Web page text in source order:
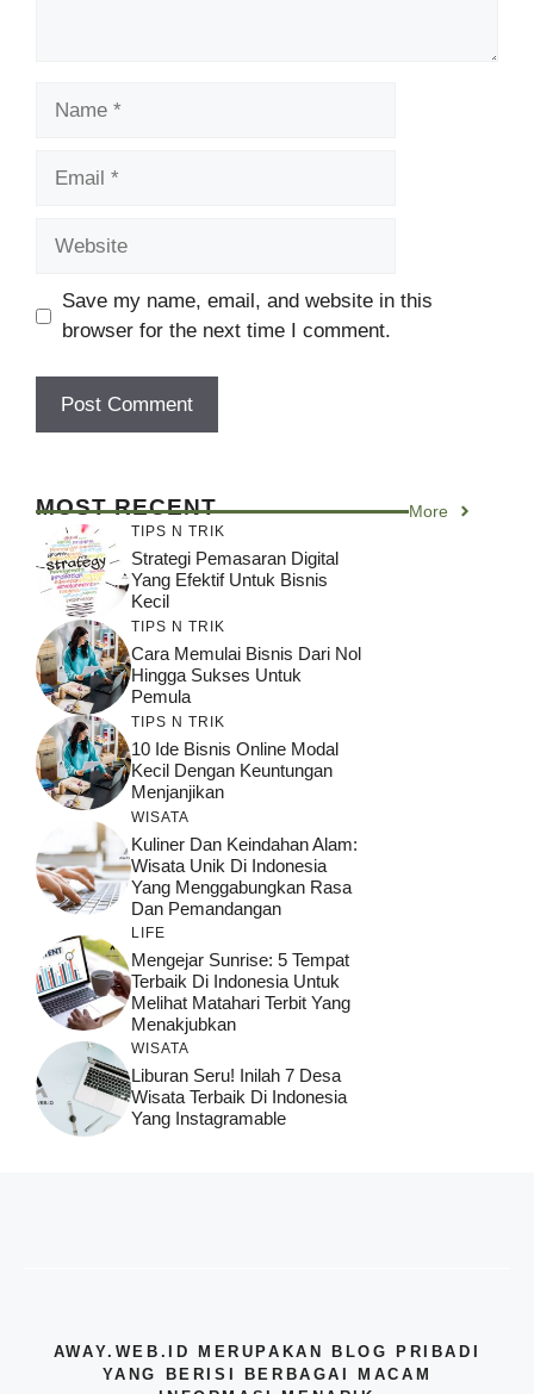
Save my name, email, and website in this
browser for the next time I comment.
MOST RECENT More
TIPS N TRIK
Strategi Pemasaran Digital
Yang Efektif Untuk Bisnis
Kecil
TIPS N TRIK
Cara Memulai Bisnis Dari Nol
Hingga Sukses Untuk
Pemula
TIPS N TRIK
10 Ide Bisnis Online Modal
Kecil Dengan Keuntungan
Menjanjikan
WISATA
Kuliner Dan Keindahan Alam:
Wisata Unik Di Indonesia
Yang Menggabungkan Rasa
Dan Pemandangan
LIFE
Mengejar Sunrise: 5 Tempat
Terbaik Di Indonesia Untuk
Melihat Matahari Terbit Yang
Menakjubkan
WISATA
Liburan Seru! Inilah 7 Desa
Wisata Terbaik Di Indonesia
Yang Instagramable
AWAY.WEB.ID MERUPAKAN BLOG PRIBADI
YANG BERISI BERBAGAI MACAM